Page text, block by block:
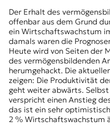
Der Erhalt des
offenbar aus dem Grund
ein Wirtschaftswachstum
damals waren die
Heute wird von Seiten der
des vermögensbildenden
herumgehackt. Die
zeigen: Die Produktivität
geht weiter abwärts.
verspricht einen Anstieg
das ist ein sehr
2 % Wirtschaftswachstum